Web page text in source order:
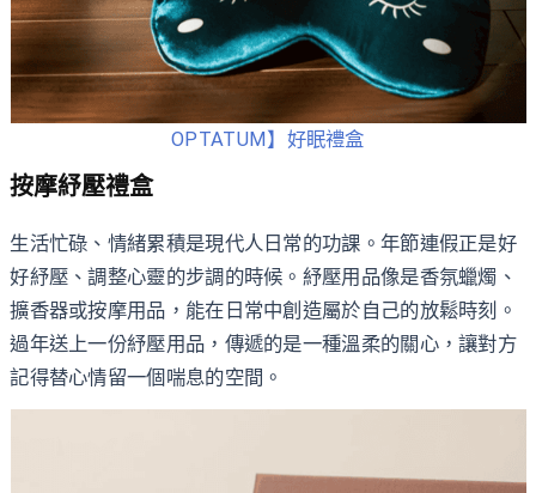
OPTATUM】好眠禮盒
按摩紓壓禮盒
生活忙碌、情緒累積是現代人日常的功課。年節連假正是好
好紓壓、調整心靈的步調的時候。紓壓用品像是香氛蠟燭、
擴香器或按摩用品，能在日常中創造屬於自己的放鬆時刻。
過年送上一份紓壓用品，傳遞的是一種溫柔的關心，讓對方
記得替心情留一個喘息的空間。